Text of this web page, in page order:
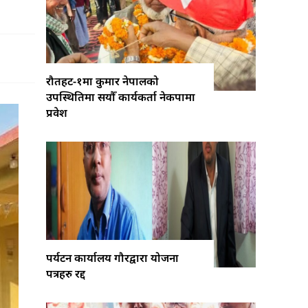
रौतहट-१मा कुमार नेपालको
उपस्थितिमा सयौँ कार्यकर्ता नेकपामा
प्रवेश
पर्यटन कार्यालय गौरद्वारा योजना
पत्रहरु रद्द